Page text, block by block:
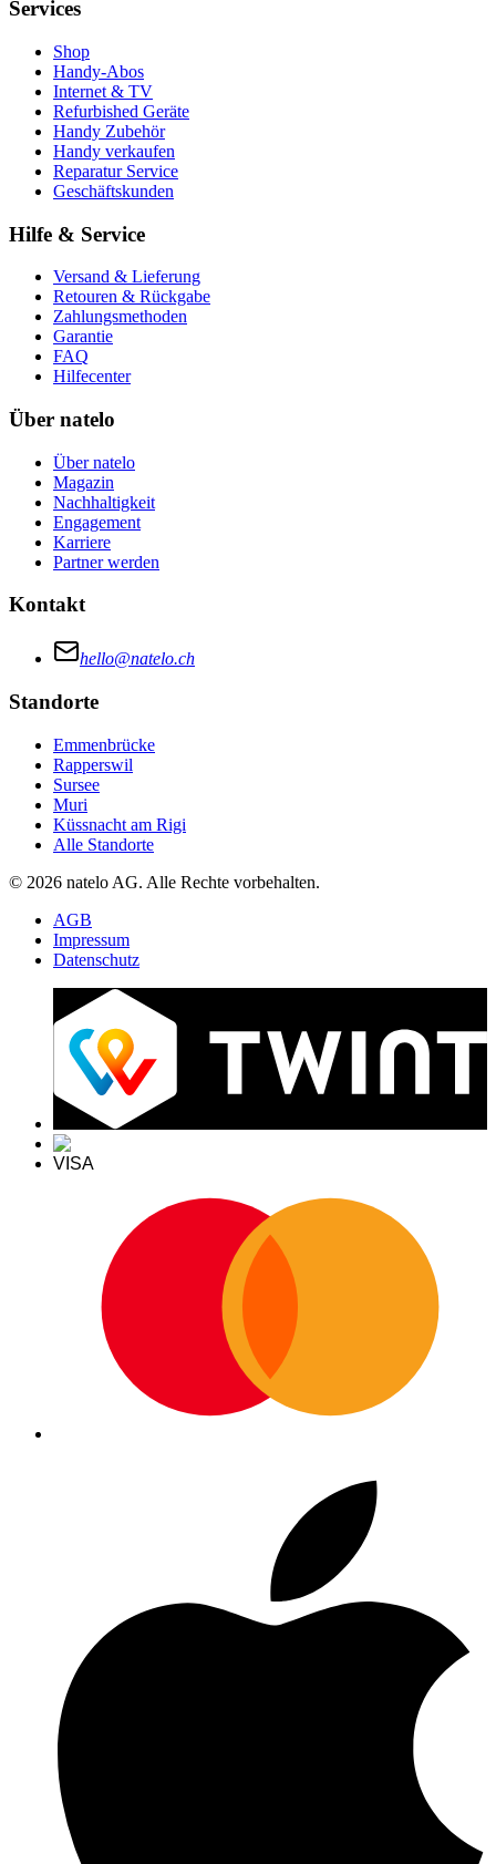
Services
Shop
Handy-Abos
Internet & TV
Refurbished Geräte
Handy Zubehör
Handy verkaufen
Reparatur Service
Geschäftskunden
Hilfe & Service
Versand & Lieferung
Retouren & Rückgabe
Zahlungsmethoden
Garantie
FAQ
Hilfecenter
Über natelo
Über natelo
Magazin
Nachhaltigkeit
Engagement
Karriere
Partner werden
Kontakt
hello@natelo.ch
Standorte
Emmenbrücke
Rapperswil
Sursee
Muri
Küssnacht am Rigi
Alle Standorte
© 2026 natelo AG. Alle Rechte vorbehalten.
AGB
Impressum
Datenschutz
VISA